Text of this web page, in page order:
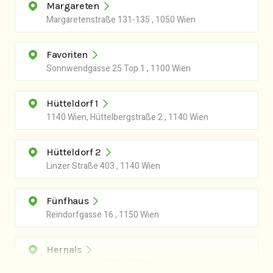
Margareten
Margaretenstraße 131-135 , 1050 Wien
Favoriten
Sonnwendgasse 25 Top 1 , 1100 Wien
Hütteldorf 1
1140 Wien, Hüttelbergstraße 2 , 1140 Wien
Hütteldorf 2
Linzer Straße 403 , 1140 Wien
Fünfhaus
Reindorfgasse 16 , 1150 Wien
Hernals
Hütteldorf 2
1140 Wien, Linzer Straße 403
Fünfhaus
1150 Wien, Reindorfgasse 16
1170 Wien, Hernalser Gürtel 23
Döbling
1190 Wien, Döblinger Hauptstraße 48
Donaustadt
1220 Wien, Rennbahnweg 46/3
Erlaa
1230 Wien, Erlaaer Straße 49-51
Weiter